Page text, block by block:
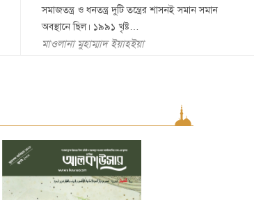
সমাজতন্ত্র ও ধনতন্ত্র দুটি তন্ত্রের শাসনই সমান সমান
অবস্থানে ছিল। ১৯৯১ খৃষ্ট…
মাওলানা মুহাম্মাদ ইয়াহইয়া